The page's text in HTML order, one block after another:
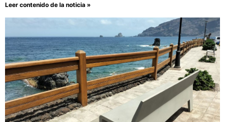
Leer contenido de la noticia »